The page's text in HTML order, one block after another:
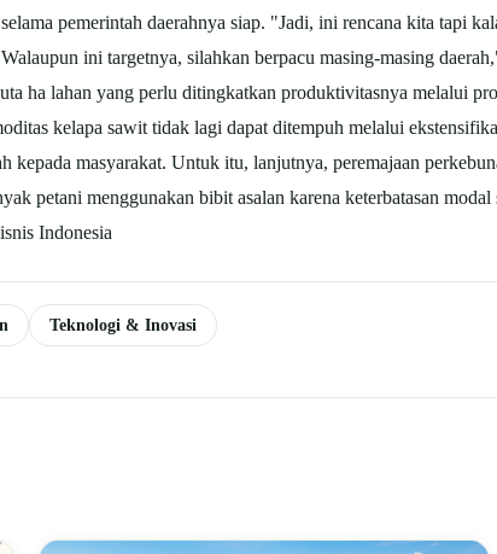
pemerintah daerahnya siap. "Jadi, ini rencana kita tapi
ini targetnya, silahkan berpacu masing-masing
ha lahan yang perlu ditingkatkan produktivitasnya melalui
kelapa sawit tidak lagi dapat ditempuh melalui
kepada masyarakat. Untuk itu, lanjutnya, peremajaan
petani menggunakan bibit asalan karena keterbatasan
Indonesia
Teknologi & Inovasi